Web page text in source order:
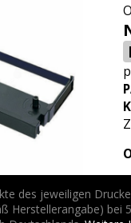
des jeweiligen
Herstellerangabe) bei